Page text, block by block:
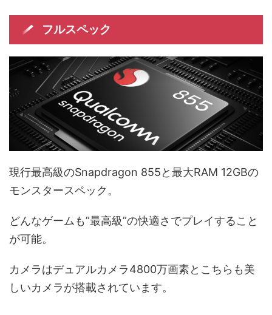
フルスペック
現行最高級のSnapdragon 855と最大RAM 12GBの
モンスタースペック。
どんなゲームも”最高級”の快適さでプレイすること
が可能。
カメラはデュアルカメラ4800万画素とこちらも美
しいカメラが搭載されています。